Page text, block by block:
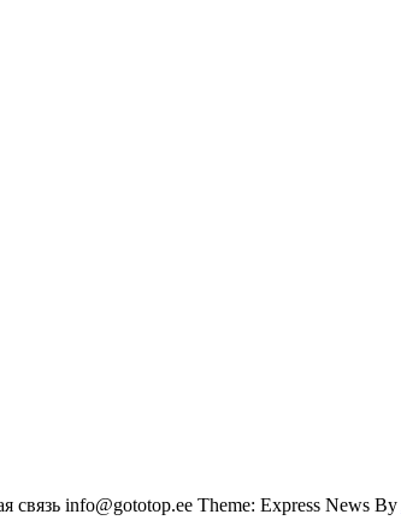
связь info@gototop.ee Theme: Express News By